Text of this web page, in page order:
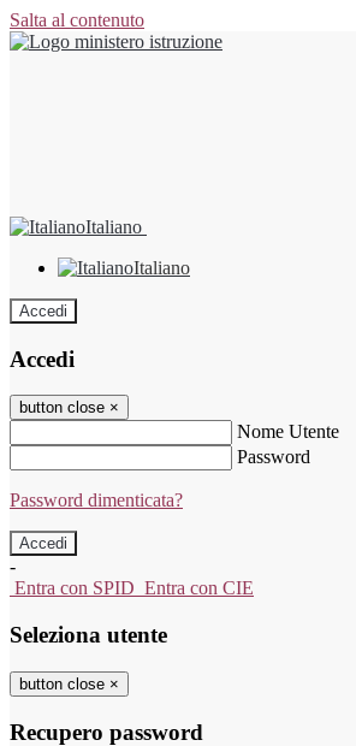
Salta al contenuto
Italiano
Italiano
Accedi
Accedi
button close ×
Nome Utente
Password
Password dimenticata?
-
Entra con SPID Entra con CIE
Seleziona utente
button close ×
Recupero password